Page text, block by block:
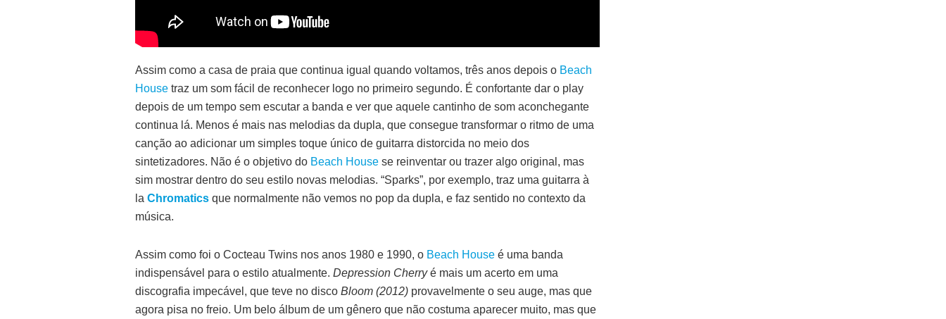
Assim como a casa de praia que continua igual quando voltamos, três anos depois o Beach
House traz um som fácil de reconhecer logo no primeiro segundo. É confortante dar o play
depois de um tempo sem escutar a banda e ver que aquele cantinho de som aconchegante
continua lá. Menos é mais nas melodias da dupla, que consegue transformar o ritmo de uma
canção ao adicionar um simples toque único de guitarra distorcida no meio dos
sintetizadores. Não é o objetivo do Beach House se reinventar ou trazer algo original, mas
sim mostrar dentro do seu estilo novas melodias. “Sparks”, por exemplo, traz uma guitarra à
la Chromatics que normalmente não vemos no pop da dupla, e faz sentido no contexto da
música.
Assim como foi o Cocteau Twins nos anos 1980 e 1990, o Beach House é uma banda
indispensável para o estilo atualmente. Depression Cherryé mais um acerto em uma
discografia impecável, que teve no disco Bloom (2012) provavelmente o seu auge, mas que
agora pisa no freio. Um belo álbum de um gênero que não costuma aparecer muito, mas que